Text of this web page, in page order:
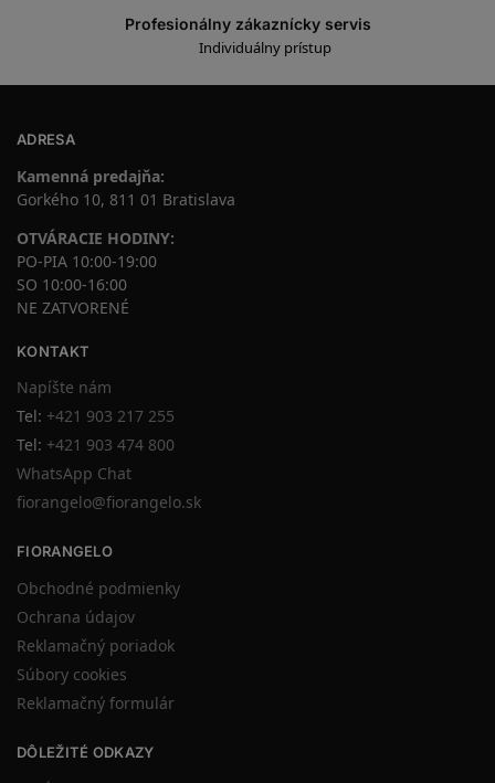
Profesionálny zákaznícky servis
Individuálny prístup
ADRESA
Kamenná predajňa:
Gorkého 10, 811 01 Bratislava
OTVÁRACIE HODINY:
PO-PIA 10:00-19:00
SO 10:00-16:00
NE ZATVORENÉ
KONTAKT
Napíšte nám
Tel: +421 903 217 255
Tel: +421 903 474 800
WhatsApp Chat
fiorangelo@fiorangelo.sk
FIORANGELO
Obchodné podmienky
Ochrana údajov
Reklamačný poriadok
Súbory cookies
Reklamačný formulár
DÔLEŽITÉ ODKAZY